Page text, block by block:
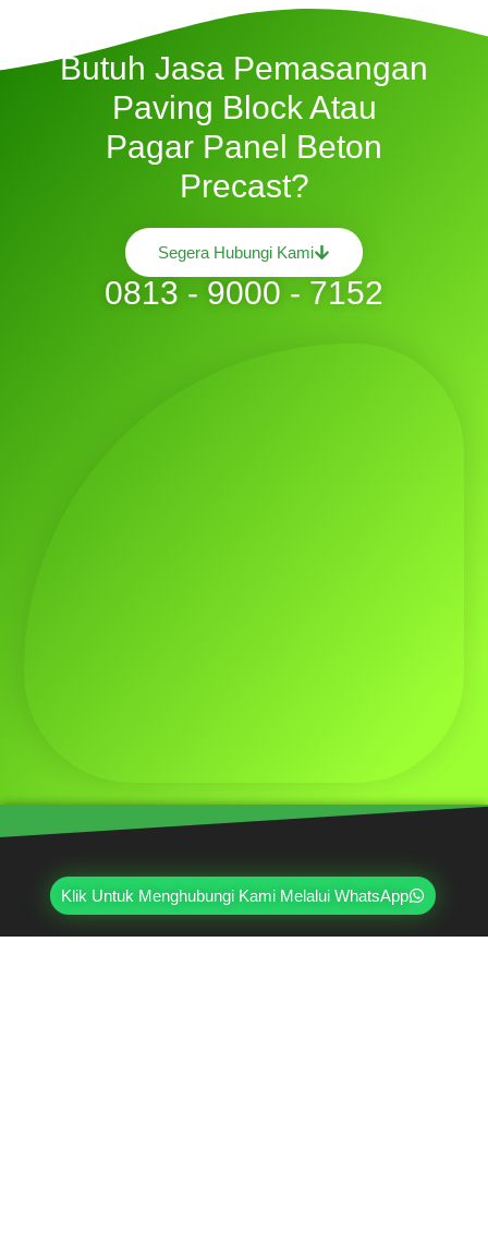
Klik Untuk Menghubungi Kami Melalui WhatsApp
Butuh Jasa Pemasangan
Paving Block Atau
Pagar Panel Beton
Precast?
Segera Hubungi Kami
0813 - 9000 - 7152